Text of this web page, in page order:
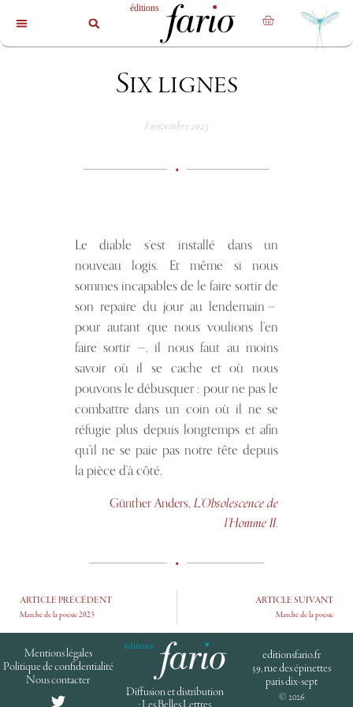
Six lignes
8 novembre 2023
•
Le diable s’est installé dans un
nouveau logis. Et même si nous
sommes incapables de le faire sortir de
son repaire du jour au lendemain —
pour autant que nous voulions l’en
faire sortir —, il nous faut au moins
savoir où il se cache et où nous
pouvons le débusquer : pour ne pas le
combattre dans un coin où il ne se
réfugie plus depuis longtemps et afin
qu’il ne se paie pas notre tête depuis
la pièce d’à côté.
Günther Anders,L’Obsolescence de
l’Homme II.
•
ARTICLE PRÉCÉDENT
Marché de la poésie 2023
ARTICLE SUIVANT
Marché de la poésie
Mentions légales
Politique de confidentialité
Nous contacter
Diffusion et distribution
editionsfario.fr
39, rue des épinettes
paris dix-sept
© 2026